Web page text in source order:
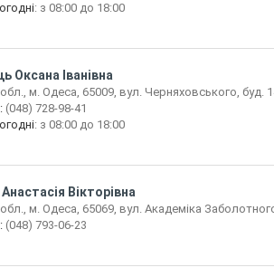
: з 08:00 до 18:00
Оксана Іванівна
м. Одеса, 65009, вул. Черняховського, буд.
(048) 728-98-41
: з 08:00 до 18:00
Вікторівна
м. Одеса, 65069, вул. Академіка
(048) 793-06-23